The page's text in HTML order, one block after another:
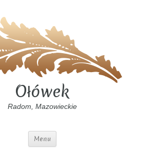
Ołówek
Radom, Mazowieckie
Menu